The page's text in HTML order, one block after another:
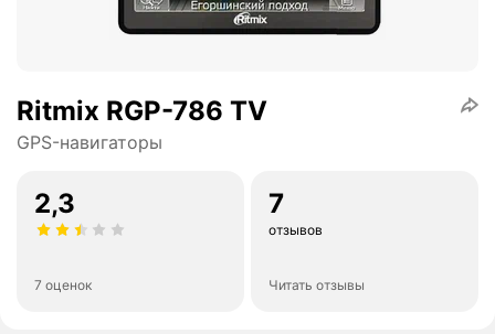
Ritmix RGP-786 TV
GPS-навигаторы
2,3
7 оценок
7
отзывов
Читать отзывы